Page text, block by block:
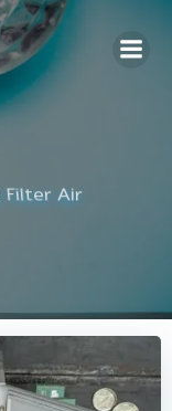
Reverse Osmosis